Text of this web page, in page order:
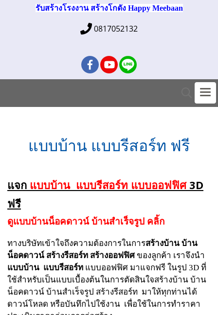
รับสร้างโรงงาน สร้างโกดัง Happy Meebaan
0817052132
แบบบ้าน แบบรีสอร์ท ฟรี
แจก แบบบ้าน แบบรีสอร์ท แบบออฟฟิศ 3D
ฟรี
ดูแบบบ้านน็อคดาวน์ บ้านสำเร็จรูป คลิ้ก
ทางบริษัทเข้าใจถึงความต้องการในการสร้างบ้าน บ้าน
น็อคดาวน์ สร้างรีสอร์ท สร้างออฟฟิศของลูกค้า เราจึงนำ
แบบบ้าน แบบรีสอร์ท แบบออฟฟิศ มาแจกฟรี ในรูป 3D ที่
ใช้สำหรับเป็นแบบเบื้องต้นในการตัดสินใจสร้างบ้าน บ้าน
น็อคดาวน์ บ้านสำเร็จรูป สร้างรีสอร์ท มาให้ทุกท่านได้
ดาวน์โหลด หรือบันทึกไปใช้งาน เพื่อใช้ในการทำราคา